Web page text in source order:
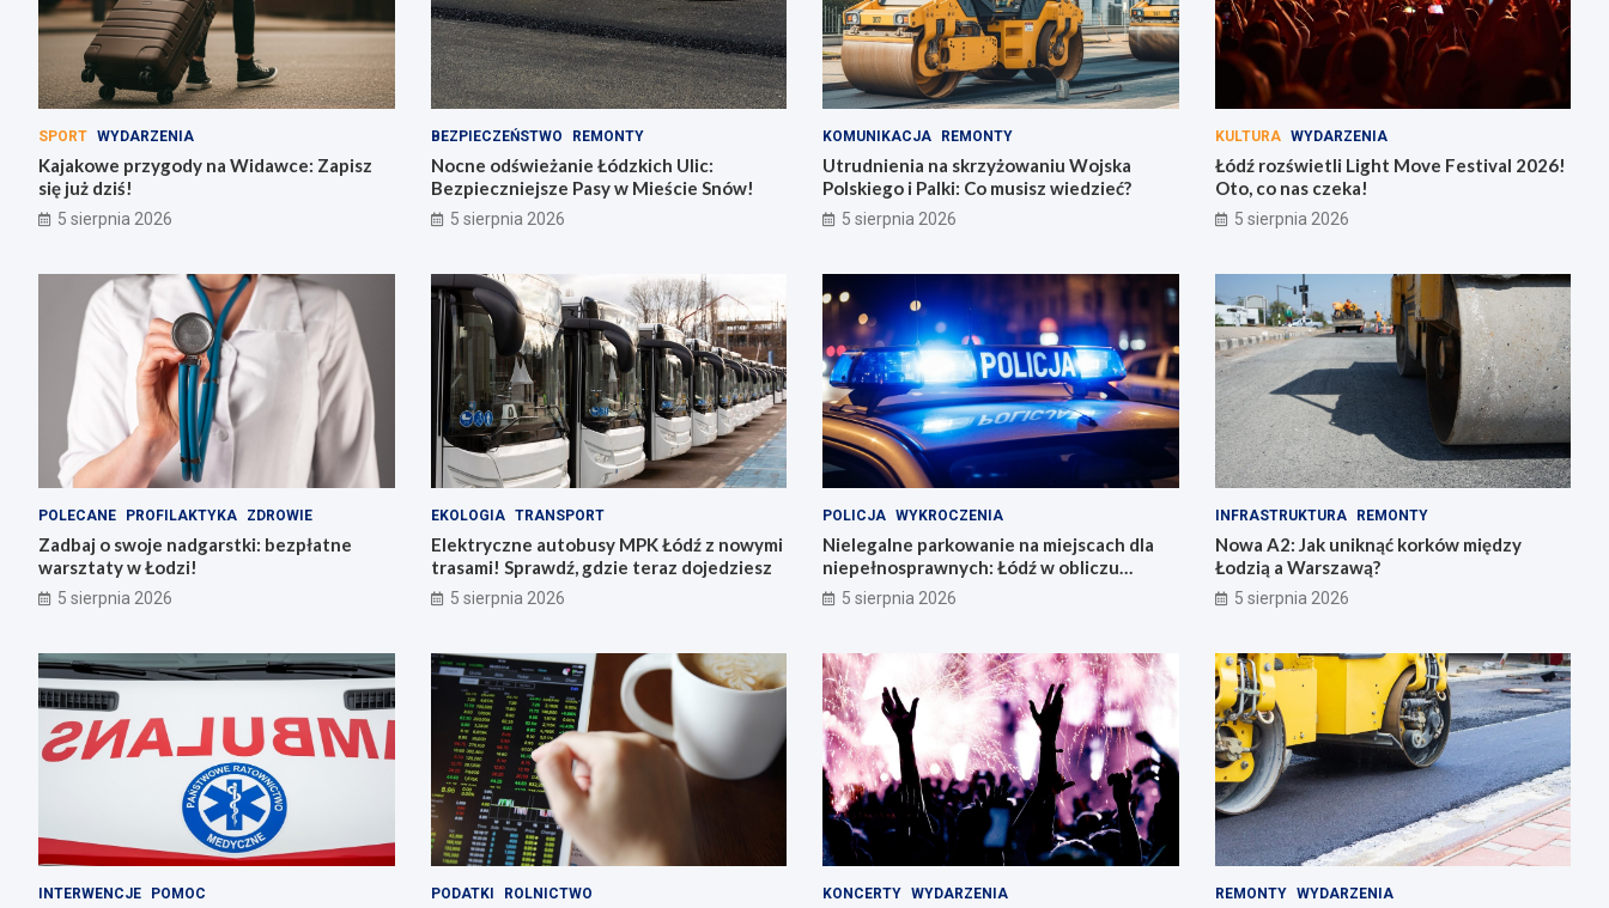
SPORT WYDARZENIA
Kajakowe przygody na Widawce: Zapisz
się już dziś!
5 sierpnia 2026
BEZPIECZEŃSTWO REMONTY
Nocne odświeżanie Łódzkich Ulic:
Bezpieczniejsze Pasy w Mieście Snów!
5 sierpnia 2026
KOMUNIKACJA REMONTY
Utrudnienia na skrzyżowaniu Wojska
Polskiego i Palki: Co musisz wiedzieć?
5 sierpnia 2026
KULTURA WYDARZENIA
Łódź rozświetli Light Move Festival 2026!
Oto, co nas czeka!
5 sierpnia 2026
POLECANE PROFILAKTYKA ZDROWIE
Zadbaj o swoje nadgarstki: bezpłatne
warsztaty w Łodzi!
5 sierpnia 2026
EKOLOGIA TRANSPORT
Elektryczne autobusy MPK Łódź z nowymi
trasami! Sprawdź, gdzie teraz dojedziesz
5 sierpnia 2026
POLICJA WYKROCZENIA
Nielegalne parkowanie na miejscach dla
niepełnosprawnych: Łódź w obliczu
problemu
5 sierpnia 2026
INFRASTRUKTURA REMONTY
Nowa A2: Jak uniknąć korków między
Łodzią a Warszawą?
5 sierpnia 2026
INTERWENCJE POMOC PODATKI ROLNICTWO KONCERTY WYDARZENIA REMONTY WYDARZENIA